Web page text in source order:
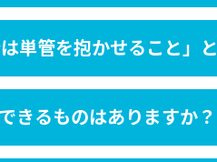
単管を抱かせること」
きるものはありますか？